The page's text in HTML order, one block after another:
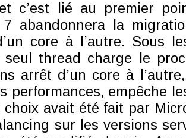
c’est lié au premier
7 abandonnera la
core à l’autre. Sous
seul thread charge le
arrêt d’un core à
performances, empêche
choix avait été fait par
sur les versions